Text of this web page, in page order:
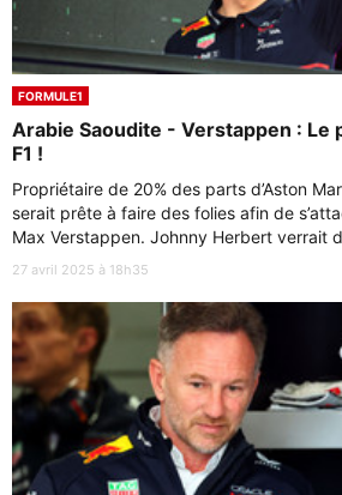
FORMULE1
Arabie Saoudite - Verstappen : Le
F1 !
Propriétaire de 20% des parts d’Aston
serait prête à faire des folies afin de
Max Verstappen. Johnny Herbert verrait
27 avril 2025 à 18h35